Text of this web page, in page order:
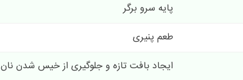
پایه سرو برگر
طعم پنیری
ایجاد بافت تازه و جلوگیری از خیس شدن نان